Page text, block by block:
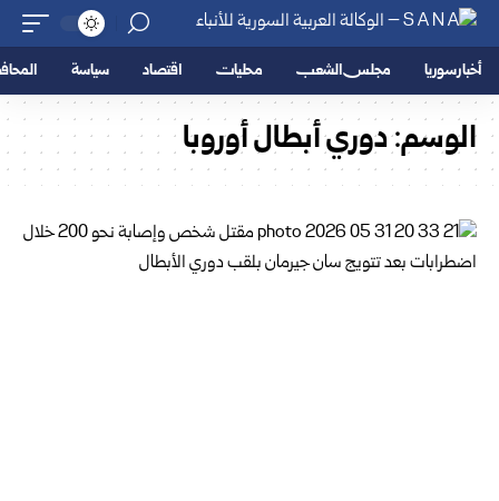
أخبار سوريا مجلس الشعب محليات اقتصاد سياسة
الوسم:دوري أبطال أوروبا